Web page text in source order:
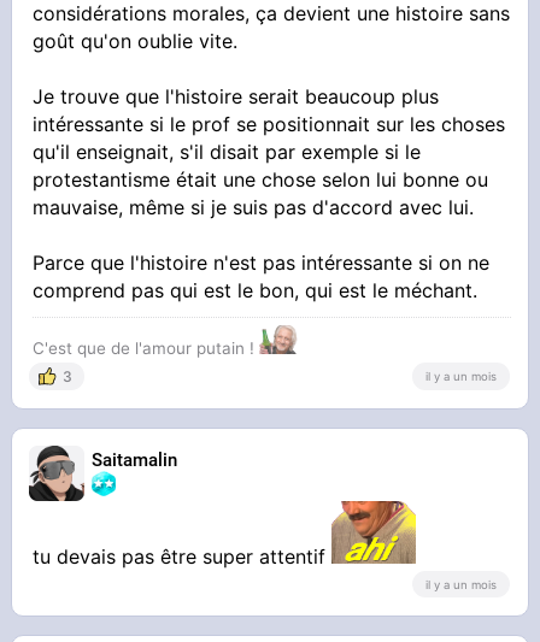
considérations morales, ça devient une histoire sans
goût qu'on oublie vite.
Je trouve que l'histoire serait beaucoup plus
intéressante si le prof se positionnait sur les choses
qu'il enseignait, s'il disait par exemple si le
protestantisme était une chose selon lui bonne ou
mauvaise, même si je suis pas d'accord avec lui.
Parce que l'histoire n'est pas intéressante si on ne
comprend pas qui est le bon, qui est le méchant.
C'est que de l'amour putain !
3 il y a un mois
Saitamalin
tu devais pas être super attentif
il y a un mois